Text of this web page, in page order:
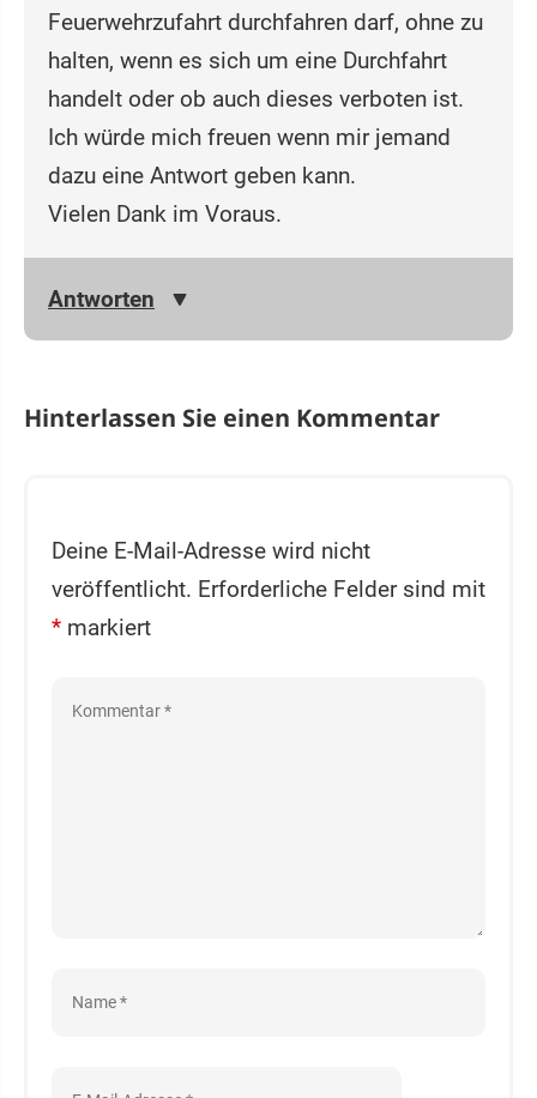
Feuerwehrzufahrt durchfahren darf, ohne zu
halten, wenn es sich um eine Durchfahrt
handelt oder ob auch dieses verboten ist.
Ich würde mich freuen wenn mir jemand
dazu eine Antwort geben kann.
Vielen Dank im Voraus.
Antworten
Hinterlassen Sie einen Kommentar
Deine E-Mail-Adresse wird nicht
veröffentlicht. Erforderliche Felder sind mit
* markiert